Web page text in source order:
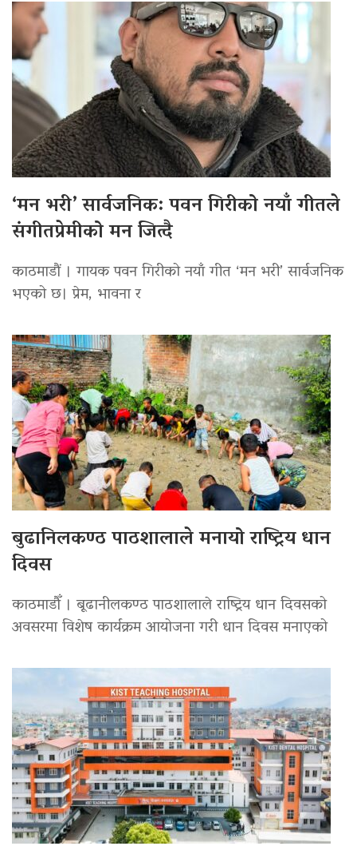
‘मन भरी’ सार्वजनिक: पवन गिरीको नयाँ गीतले
संगीतप्रेमीको मन जित्दै
काठमाडौं । गायक पवन गिरीको नयाँ गीत ‘मन भरी’ सार्वजनिक
भएको छ। प्रेम, भावना र
बुढानिलकण्ठ पाठशालाले मनायो राष्ट्रिय धान
दिवस
काठमाडौँ । बूढानीलकण्ठ पाठशालाले राष्ट्रिय धान दिवसको
अवसरमा विशेष कार्यक्रम आयोजना गरी धान दिवस मनाएको